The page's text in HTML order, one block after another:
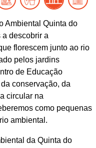
Ambiental Quinta do
descobrir a
florescem junto ao rio
pelos jardins
de Educação
conservação, da
circular na
como pequenas
ambiental.
da Quinta do